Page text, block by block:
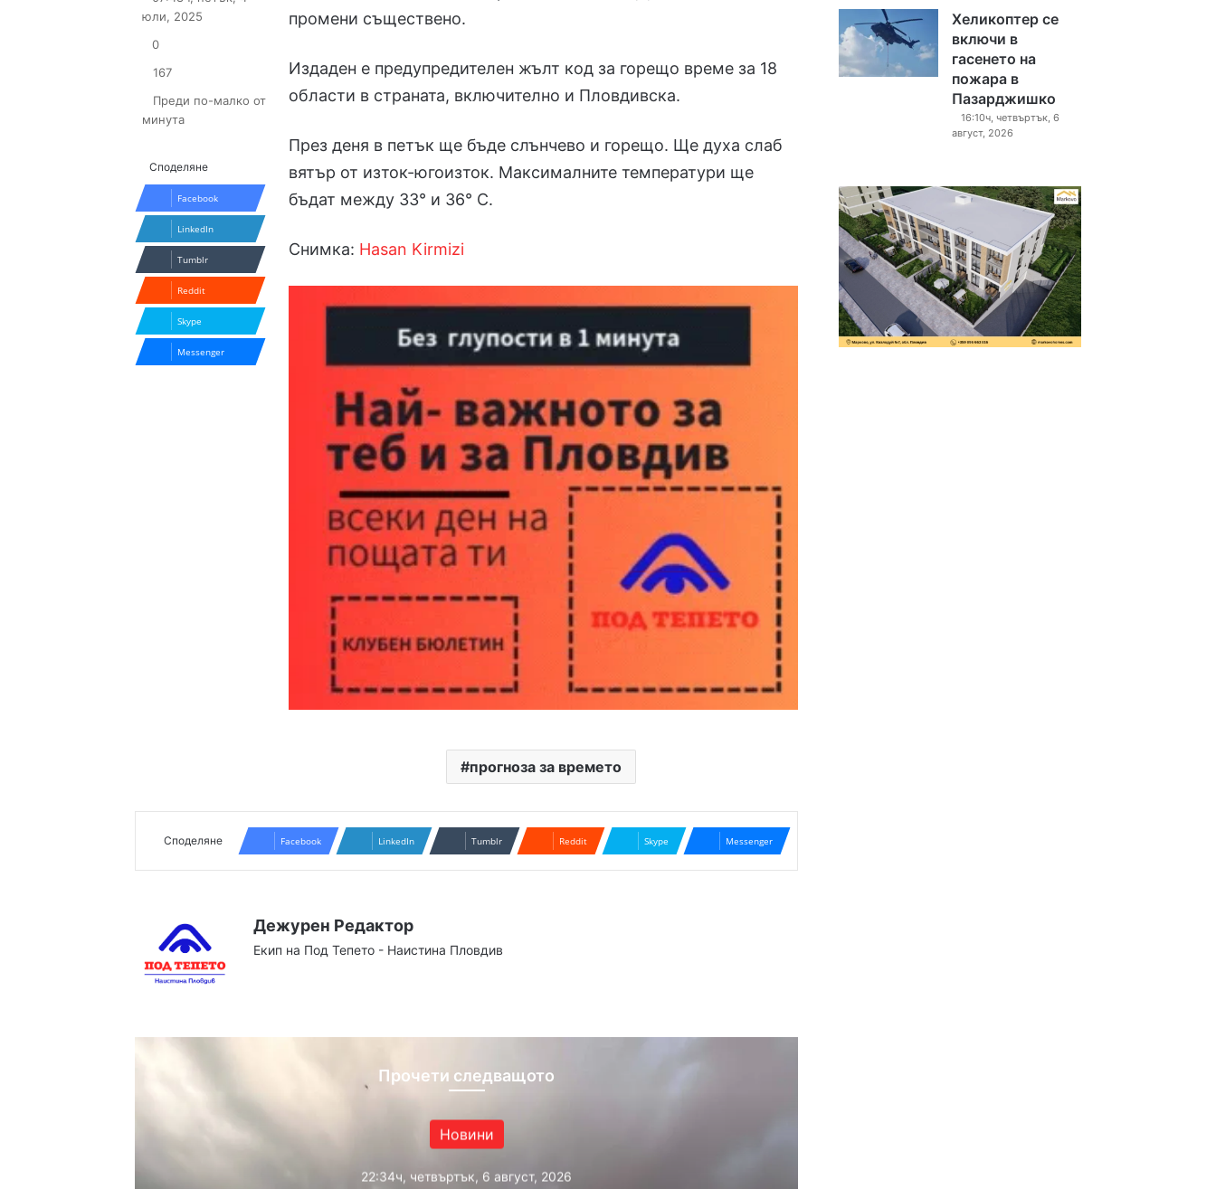
промени съществено.
Издаден е предупредителен жълт код за горещо време за 18
области в страната, включително и Пловдивска.
През деня в петък ще бъде слънчево и горещо. Ще духа слаб
вятър от изток-югоизток. Максималните температури ще
бъдат между 33° и 36° С.
Снимка: Hasan Kirmizi
прогноза за времето
X email
юли, 2025
0
167
Преди по-малко от
минута
Споделяне
Facebook
LinkedIn
Tumblr
Reddit
Skype
Messenger
Споделяне Facebook LinkedIn Tumblr Reddit Skype Messenger
Дежурен Редактор
Екип на Под Тепето - Наистина Пловдив
Прочети следващото
Новини
22:34ч, четвъртък, 6 август, 2026
Хеликоптер се
включи в
гасенето на
пожара в
Пазарджишко
16:10ч, четвъртък, 6
август, 2026